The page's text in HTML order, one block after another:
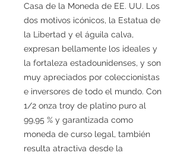
Casa de la Moneda de EE. UU. Los
dos motivos icónicos, la Estatua de
la Libertad y el águila calva,
expresan bellamente los ideales y
la fortaleza estadounidenses, y son
muy apreciados por coleccionistas
e inversores de todo el mundo. Con
1/2 onza troy de platino puro al
99,95 % y garantizada como
moneda de curso legal, también
resulta atractiva desde la